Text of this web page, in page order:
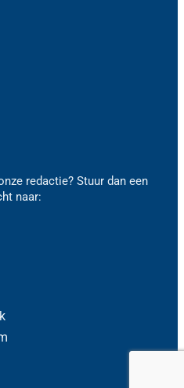
redactie? Stuur dan een
naar: